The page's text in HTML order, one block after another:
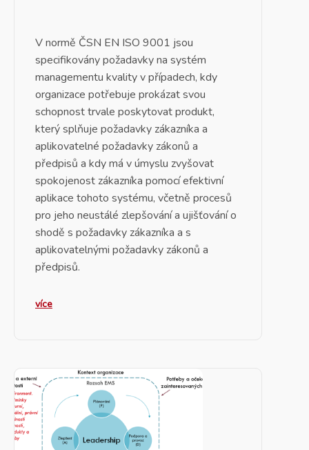
V normě ČSN EN ISO 9001 jsou
specifikovány požadavky na systém
managementu kvality v případech, kdy
organizace potřebuje prokázat svou
schopnost trvale poskytovat produkt,
který splňuje požadavky zákazníka a
aplikovatelné požadavky zákonů a
předpisů a kdy má v úmyslu zvyšovat
spokojenost zákazníka pomocíefektivní
aplikace tohoto systému, včetně procesů
pro jeho neustálé zlepšovánía ujišťování o
shodě s požadavky zákazníka a s
aplikovatelnými požadavky zákonů a
předpisů.
více